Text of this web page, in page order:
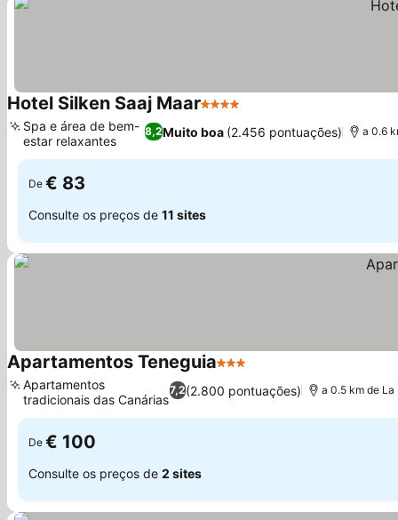
Hotel Silken Saaj Maar4 Estrelas
8,2Muito boa (2.456 pontuações)
Spa e área de bem-
estar relaxantes
a 0.6
De € 83
Consulte os preços de 11 sites
Apartamentos Teneguia3 Estrelas
7,2(2.800 pontuações)
Apartamentos
tradicionais das Canárias
a 0.5 km de La
De € 100
Consulte os preços de 2 sites